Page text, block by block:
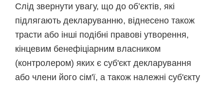
Слід звернути увагу, що до об’єктів, які
підлягають декларуванню, віднесено також
трасти або інші подібні правові утворення,
кінцевим бенефіціарним власником
(контролером) яких є суб'єкт декларування
або члени його сім'ї, а також належні суб'єкту